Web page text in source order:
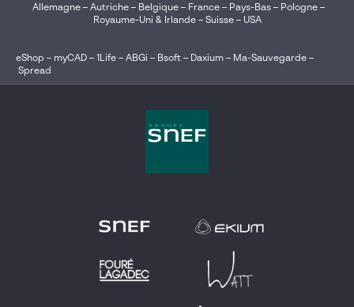
Allemagne– Autriche– Belgique – France– Pays-Bas– Pologne–
Royaume-Uni & Irlande– Suisse– USA
eShop – myCAD – 1Life – ABGi – Bsoft – Daxium – Ma-Sauvegarde –
Spread